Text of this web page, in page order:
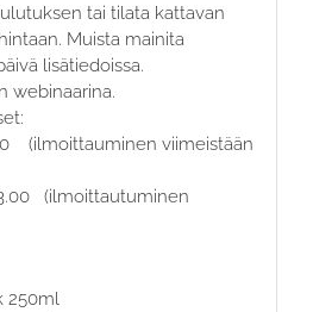
tai tilata kattavan
Muista mainita
lisätiedoissa.
webinaarina.
(ilmoittauminen viimeistään
(ilmoittautuminen
250ml